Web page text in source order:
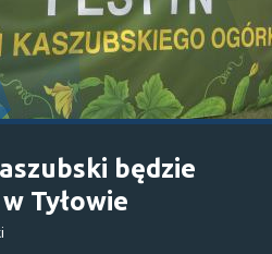
będzie
Tyłowie